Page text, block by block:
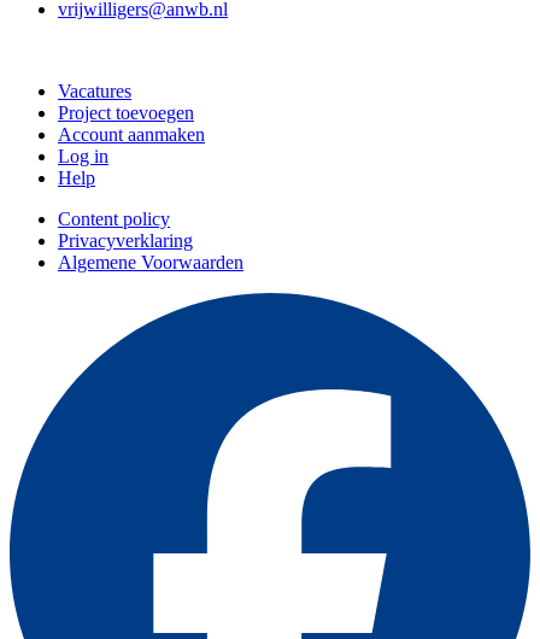
vrijwilligers@anwb.nl
Vacatures
Project toevoegen
Account aanmaken
Log in
Help
Content policy
Privacyverklaring
Algemene Voorwaarden